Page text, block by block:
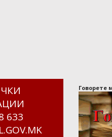
633
Говорете